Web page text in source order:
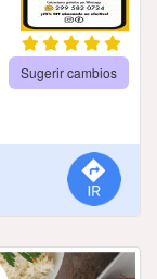
Sugerir cambios